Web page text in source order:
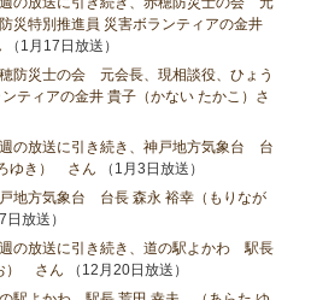
災特別推進員 災害ボランティアの金井
（1月17日放送）
防災士の会 元会長、現相談役、ひょう
ティアの金井 貴子（かない たかこ）さ
の放送に引き続き、神戸地方気象台 台
ゆき） さん （1月3日放送）
地方気象台 台長 森永 裕幸（もりなが
日放送）
の放送に引き続き、道の駅よかわ 駅長
） さん （12月20日放送）